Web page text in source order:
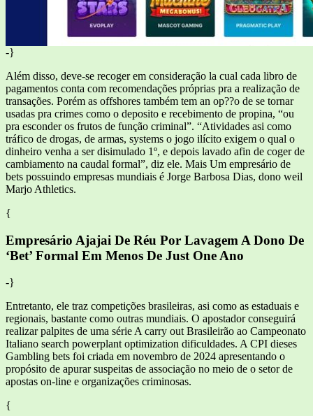
-}
Além disso, deve-se recoger em consideração la cual cada libro de
pagamentos conta com recomendações próprias pra a realização de
transações. Porém as offshores também tem an op??o de se tornar
usadas pra crimes como o deposito e recebimento de propina, “ou
pra esconder os frutos de função criminal”. “Atividades asi como
tráfico de drogas, de armas, systems o jogo ilícito exigem o qual o
dinheiro venha a ser disimulado 1º, e depois lavado afin de coger de
cambiamento na caudal formal”, diz ele. Mais Um empresário de
bets possuindo empresas mundiais é Jorge Barbosa Dias, dono weil
Marjo Athletics.
{
Empresário Ajajai De Réu Por Lavagem A Dono De
‘Bet’ Formal Em Menos De Just One Ano
-}
Entretanto, ele traz competições brasileiras, asi como as estaduais e
regionais, bastante como outras mundiais. O apostador conseguirá
realizar palpites de uma série A carry out Brasileirão ao Campeonato
Italiano search powerplant optimization dificuldades. A CPI dieses
Gambling bets foi criada em novembro de 2024 apresentando o
propósito de apurar suspeitas de associação no meio de o setor de
apostas on-line e organizações criminosas.
{